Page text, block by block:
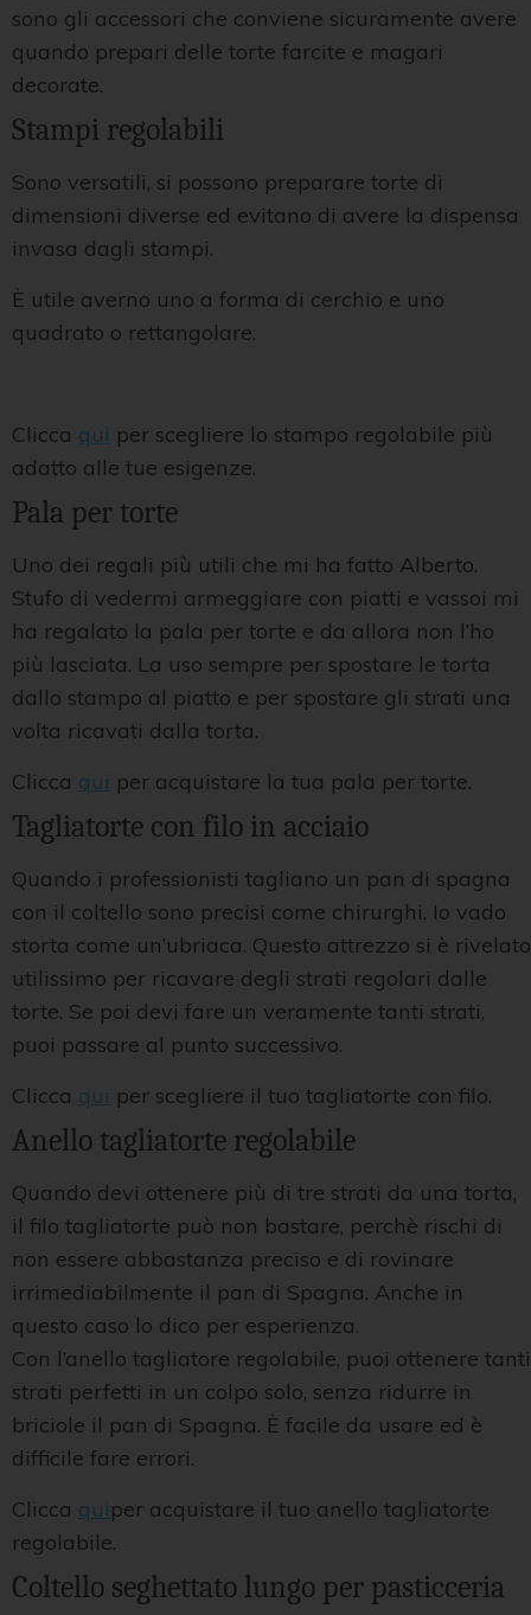
sono gli accessori che conviene sicuramente avere
quando prepari delle torte farcite e magari
decorate.
Stampi regolabili
Sono versatili, si possono preparare torte di
dimensioni diverse ed evitano di avere la dispensa
invasa dagli stampi.
È utile averno uno a forma di cerchio e uno
quadrato o rettangolare.
Clicca qui per scegliere lo stampo regolabile più
adatto alle tue esigenze.
Pala per torte
Uno dei regali più utili che mi ha fatto Alberto.
Stufo di vedermi armeggiare con piatti e vassoi mi
ha regalato la pala per torte e da allora non l’ho
più lasciata. La uso sempre per spostare le torta
dallo stampo al piatto e per spostare gli strati una
volta ricavati dalla torta.
Clicca qui per acquistare la tua pala per torte.
Tagliatorte con filo in acciaio
Quando i professionisti tagliano un pan di spagna
con il coltello sono precisi come chirurghi. Io vado
storta come un’ubriaca. Questo attrezzo si è rivelato
utilissimo per ricavare degli strati regolari dalle
torte. Se poi devi fare un veramente tanti strati,
puoi passare al punto successivo.
Clicca qui per scegliere il tuo tagliatorte con filo.
Anello tagliatorte regolabile
Quando devi ottenere più di tre strati da una torta,
il filo tagliatorte può non bastare, perchè rischi di
non essere abbastanza preciso e di rovinare
irrimediabilmente il pan di Spagna. Anche in
questo caso lo dico per esperienza.
Con l’anello tagliatore regolabile, puoi ottenere tanti
strati perfetti in un colpo solo, senza ridurre in
briciole il pan di Spagna. È facile da usare ed è
difficile fare errori.
Clicca quiper acquistare il tuo anello tagliatorte
regolabile.
Coltello seghettato lungo per pasticceria